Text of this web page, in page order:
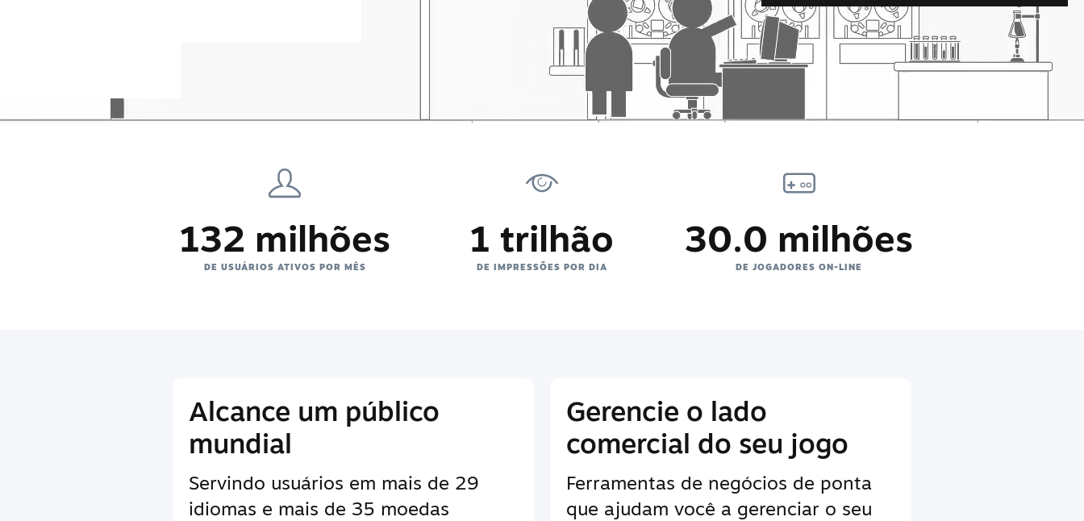
132 milhões
DE USUÁRIOS ATIVOS POR MÊS
1 trilhão
DE IMPRESSÕES POR DIA
30.0 milhões
DE JOGADORES ON-LINE
Alcance um público
mundial
Servindo usuários em mais de 29
idiomas e mais de 35 moedas
Gerencie o lado
comercial do seu jogo
Ferramentas de negócios de ponta
que ajudam você a gerenciar o seu